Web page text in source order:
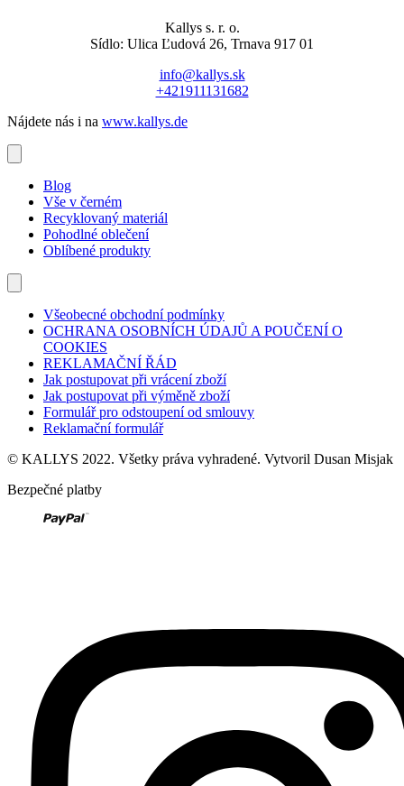
Kallys s. r. o.
Sídlo: Ulica Ľudová 26, Trnava 917 01
info@kallys.sk
+421911131682
Nájdete nás i na www.kallys.de
Blog
Vše v černém
Recyklovaný materiál
Pohodlné oblečení
Oblíbené produkty
Všeobecné obchodní podmínky
OCHRANA OSOBNÍCH ÚDAJŮ A POUČENÍ O
COOKIES
REKLAMAČNÍ ŘÁD
Jak postupovat při vrácení zboží
Jak postupovat při výměně zboží
Formulář pro odstoupení od smlouvy
Reklamační formulář
© KALLYS 2022. Všetky práva vyhradené. Vytvoril Dusan Misjak
Bezpečné platby